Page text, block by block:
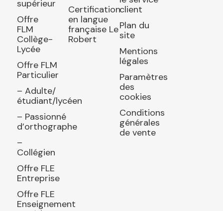
supérieur
Offre
FLM
Collège-
Lycée
Offre FLM
Particulier
– Adulte/
étudiant/lycéen
– Passionné
d’orthographe
–
Collégien
Offre FLE
Entreprise
Offre FLE
Enseignement
Certification
en langue
française Le
Robert
client
Plan du
site
Mentions
légales
Paramètres
des
cookies
Conditions
générales
de vente